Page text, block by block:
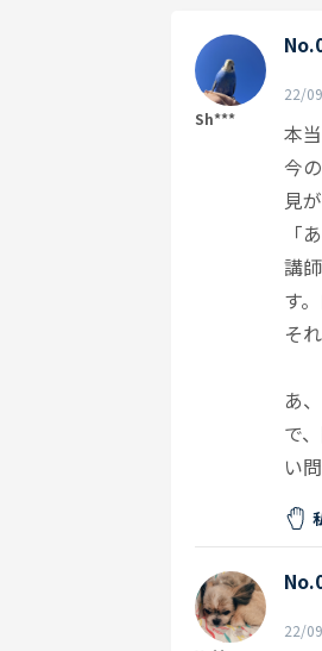
Sh***
22/
本
今
見
「
講
す
そ
あ
で
い
22/